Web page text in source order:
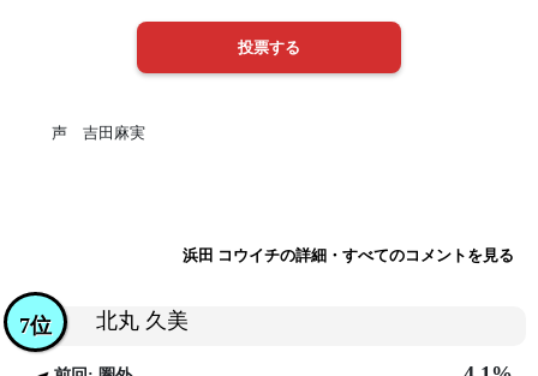
声 吉田麻実
浜田 コウイチの詳細・すべてのコメントを見る
北丸 久美
7位